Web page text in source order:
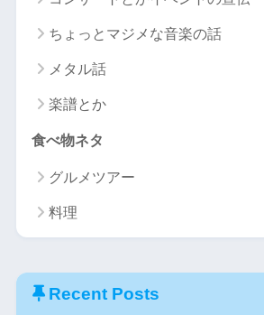
ちょっとマジメな音楽の話
メタル話
楽譜とか
食べ物ネタ
グルメツアー
料理
Recent Posts